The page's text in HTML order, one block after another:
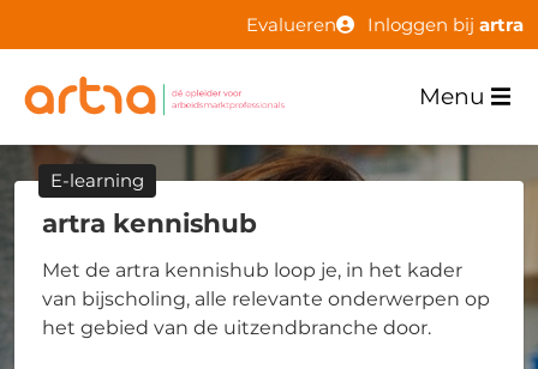
Evalueren Inloggen bij artra
Menu
E-learning
artra kennishub
Met de artra kennishub loop je, in het kader
van bijscholing, alle relevante onderwerpen op
het gebied van de uitzendbranche door.